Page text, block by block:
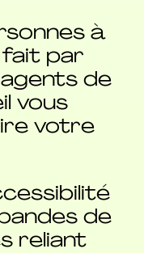
à
fait par
agents de
vous
votre
de
reliant